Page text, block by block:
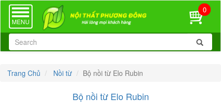
TOGGLE
NAVIGATION
MENU
0
Trang Chủ Nồi từ Bộ nồi từ Elo Rubin
Bộ nồi từ Elo Rubin